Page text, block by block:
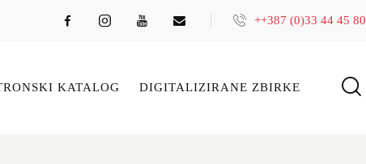
++387 (0)33 44 45 80
KATALOG DIGITALIZIRANE ZBIRKE